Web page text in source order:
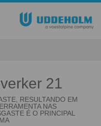
21
RESULTANDO EM
NAS
É O PRINCIPAL